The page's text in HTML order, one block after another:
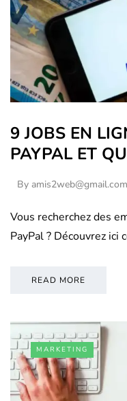
9 JOBS EN
PAYPAL ET
By amis2web@gmail.com
Vous recherchez des
PayPal ? Découvrez ici
READ MORE
MARKETING